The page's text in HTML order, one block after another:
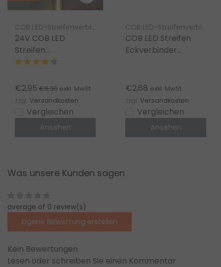
COB LED-Streifenverbinder Luksus
24V COB LED
Streifen
Eckverbinder 90°
3000K warmweiß –
IP20
€2,95 €6,30 exkl. MwSt.
zzgl. Versandkosten
Vergleichen
Ansehen
COB LED-Streifenverbinder Luksus
COB LED Streifen
Eckverbinder
– IP20
€2,68 exkl. MwSt.
zzgl. Versandkosten
Vergleichen
Ansehen
Was unsere Kunden sagen
average of 0 review(s)
Eigene Bewertung erstellen
Kein Bewertungen
Lesen oder schreiben Sie einen Kommentar